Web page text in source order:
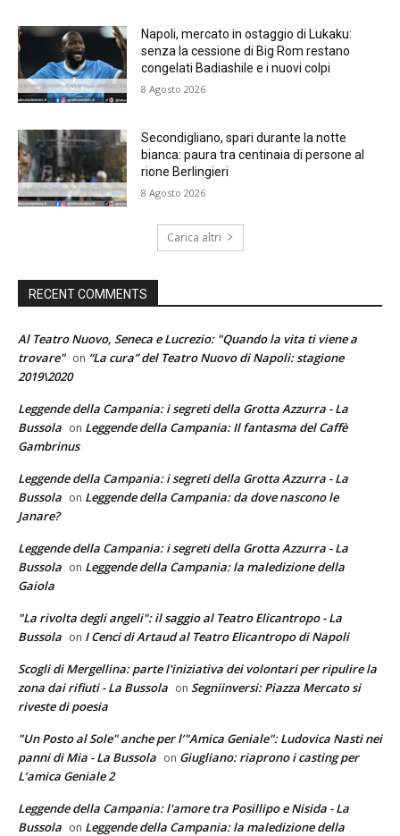
Napoli, mercato in ostaggio di Lukaku:
senza la cessione di Big Rom restano
congelati Badiashile e i nuovi colpi
8 Agosto 2026
Secondigliano, spari durante la notte
bianca: paura tra centinaia di persone al
rione Berlingieri
8 Agosto 2026
Carica altri
RECENT COMMENTS
Al Teatro Nuovo, Seneca e Lucrezio: "Quando la vita ti viene a
trovare" on “La cura” del Teatro Nuovo di Napoli: stagione
2019\2020
Leggende della Campania: i segreti della Grotta Azzurra - La
Bussola on Leggende della Campania: Il fantasma del Caffè
Gambrinus
Leggende della Campania: i segreti della Grotta Azzurra - La
Bussola on Leggende della Campania: da dove nascono le
Janare?
Leggende della Campania: i segreti della Grotta Azzurra - La
Bussola on Leggende della Campania: la maledizione della
Gaiola
"La rivolta degli angeli": il saggio al Teatro Elicantropo - La
Bussola on I Cenci di Artaud al Teatro Elicantropo di Napoli
Scogli di Mergellina: parte l'iniziativa dei volontari per ripulire la
zona dai rifiuti - La Bussola on Segniinversi: Piazza Mercato si
riveste di poesia
"Un Posto al Sole" anche per l’"Amica Geniale": Ludovica Nasti nei
panni di Mia - La Bussola on Giugliano: riaprono i casting per
L’amica Geniale 2
Leggende della Campania: l'amore tra Posillipo e Nisida - La
Bussola on Leggende della Campania: la maledizione della